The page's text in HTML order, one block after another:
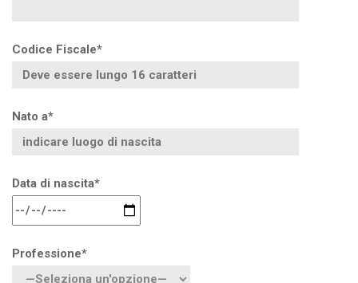
Codice Fiscale*
Nato a*
Data di nascita*
Professione*